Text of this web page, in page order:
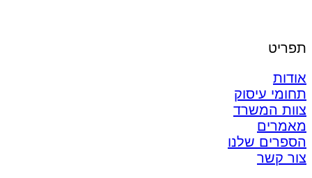
תפריט
אודות
תחומי עיסוק
צוות המשרד
מאמרים
הספרים שלנו
צור קשר